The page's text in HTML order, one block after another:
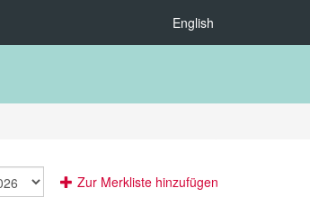
English
Zur Merkliste hinzufügen